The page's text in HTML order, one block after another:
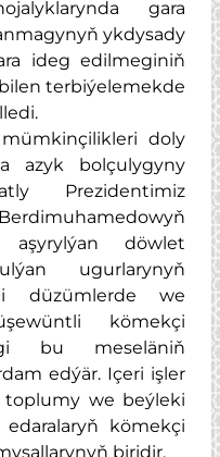
gara
ykdysady
ideg edilmeginiň
terbiýelemekde
doly
azyk bolçulygyny
Prezidentimiz
aşyrylýan döwlet
ugurlarynyň
düzümlerde we
kömekçi
bu meseläniň
edýär. Içeri işler
we beýleki
kömekçi
biridir.